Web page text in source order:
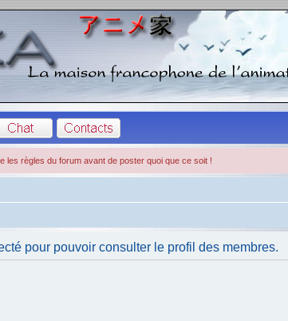
les règles du forum avant de poster quoi que ce soit !
pour pouvoir consulter le profil des membres.